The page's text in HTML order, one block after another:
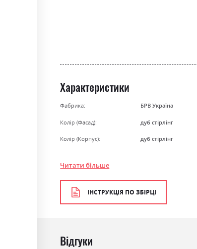
gallery
Характеристики
Фабрика: БРВ Україна
Колір (Фасад): дуб стірлінг
Колір (Корпус): дуб стірлінг
Матеріал ламінована ДСП
Читати більше
ІНСТРУКЦІЯ ПО ЗБІРЦІ
Відгуки